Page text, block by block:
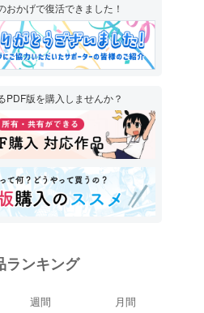
おかげで復活できました！
PDF版を購入しませんか？
ランキング
週間 月間